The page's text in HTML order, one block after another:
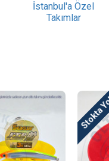
İstanbul'a Özel
Takımlar
Stokta